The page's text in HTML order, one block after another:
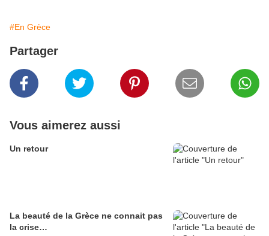
#En Grèce
Partager
Vous aimerez aussi
Un retour
La beauté de la Grèce ne connait pas
la crise…